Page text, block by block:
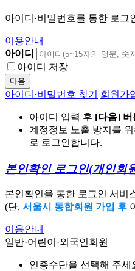
아이디·비밀번호를 통한 로그
이용안내
아이디
아이디 저장
다음
아이디·비밀번호 찾기 회원가
아이디 입력 후 [다음] 버
계정정보 노출 방지를
로 로그인합니다.
본인확인 로그인(개인회
본인확인을 통한 로그인 서비
(단, 서울시 통합회원 가입 후
이용안내
일반·어린이·외국인회원
인증수단을 선택해 주세